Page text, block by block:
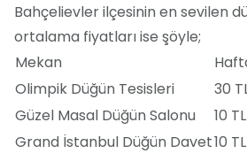
Bahçelievler ilçesinin en sevilen
ortalama fiyatları ise şöyle;
Mekan
Olimpik Düğün Tesisleri
30
Güzel Masal Düğün Salonu
10 TL
Grand İstanbul Düğün Davet10 TL